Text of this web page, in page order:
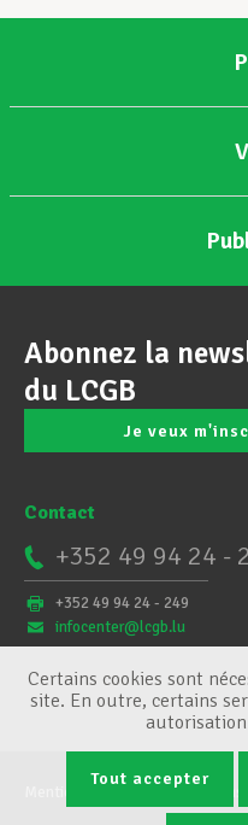
Abonnez la
du LCGB
Je veux
Contact
+352 49 94 24 -
+352 49 94 24 - 249
infocenter@lcgb.lu
Conditions
Certains cookies sont
site. En outre, certains
Tout accepter